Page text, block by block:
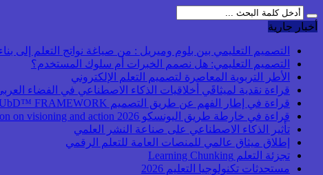
أخبار جارية
التصميم التعليمي بين بلوم وميريل : من صياغة نواتج التعلم إلى
التصميم التعليمي: هل نصمم الخبرات أم سلوك المستخدم؟
الأطر التربوية المعاصرة لتصميم التعلم الإلكتروني
قراءة نقدية لميثاقَي أخلاقيات الذكاء الاصطناعي في الفضاء
قراءة في إطار الفهم عن طريق التصميم UbD™ FRAMEWORK
قراءة في خارطة طريق اليونسكو 2026 Transforming higher education: global collaboration on visioning and action
تأثير الذكاء الاصطناعي على صناعة النشر العلمي
إطلاق ميثاق عالمي للمنصات العامة للتعلم الرقمي
تجزئة التعلم Learning Chunking
مستحدثات تكنولوجيا التعليم 2026